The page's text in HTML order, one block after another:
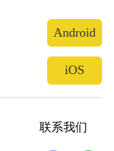
Android
iOS
联系我们